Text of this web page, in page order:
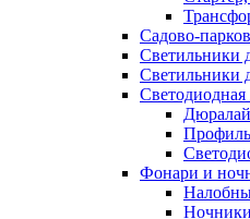
Садово-
Светильники
Светильники
Фонари и
Ночники